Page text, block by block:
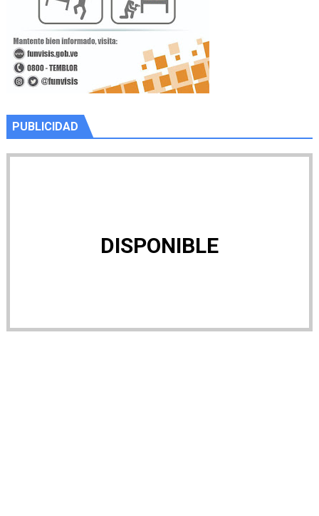
PUBLICIDAD
DISPONIBLE